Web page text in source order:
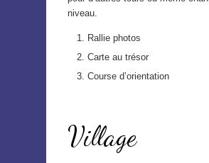
niveau.
Rallie photos
Carte au trésor
Course d’orientation
Village